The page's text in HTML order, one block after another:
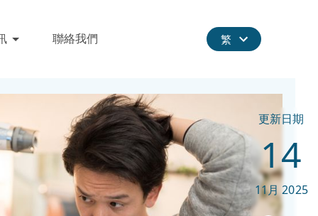
更新日期
14
11月 2025
聯絡我們 繁